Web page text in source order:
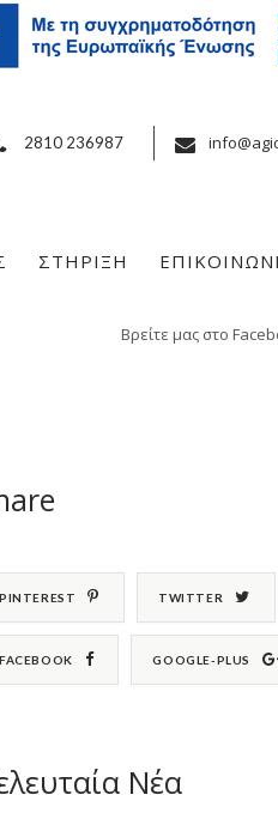
2810 236987
ΣΤΗΡΙΞΗ
Βρείτε μας στο
PINTEREST TWITTER
FACEBOOK GOOGLE-PLUS
Νέα